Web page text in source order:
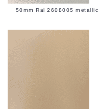
50mm Ral 2608005 metallic